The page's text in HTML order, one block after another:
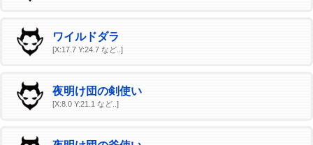
ワイルドダラ
[X:17.7 Y:24.7 など..]
夜明け団の剣使い
[X:8.0 Y:21.1 など..]